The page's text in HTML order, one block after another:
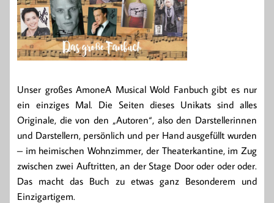
Unser großes AmoneA Musical Wold Fanbuch gibt es nur
ein einziges Mal. Die Seiten dieses Unikats sind alles
Originale, die von den „Autoren“, also den Darstellerinnen
und Darstellern, persönlich und per Hand ausgefüllt wurden
– im heimischen Wohnzimmer, der Theaterkantine, im Zug
zwischen zwei Auftritten, an der Stage Door oder oder oder.
Das macht das Buch zu etwas ganz Besonderem und
Einzigartigem.